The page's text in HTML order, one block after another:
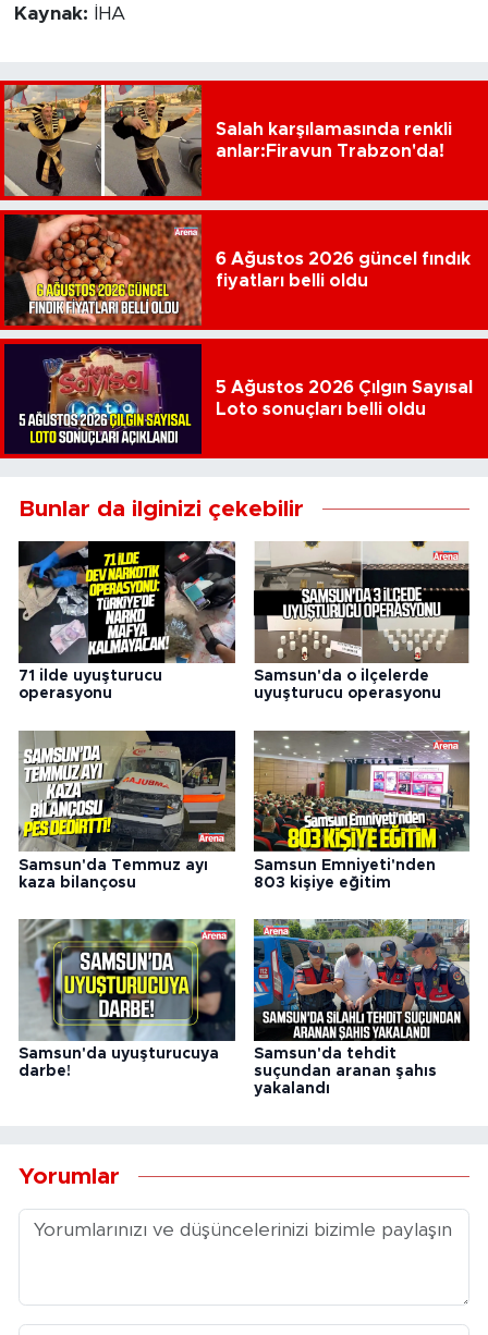
Kaynak: İHA
Salah karşılamasında renkli
anlar:Firavun Trabzon'da!
6 Ağustos 2026 güncel fındık
fiyatları belli oldu
5 Ağustos 2026 Çılgın Sayısal
Loto sonuçları belli oldu
Bunlar da ilginizi çekebilir
71 ilde uyuşturucu
operasyonu
Samsun'da o ilçelerde
uyuşturucu operasyonu
Samsun'da Temmuz ayı
kaza bilançosu
Samsun Emniyeti'nden
803 kişiye eğitim
Samsun'da uyuşturucuya
darbe!
Samsun'da tehdit
suçundan aranan şahıs
yakalandı
Yorumlar